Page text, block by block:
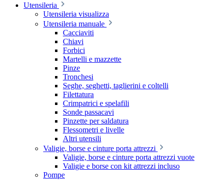
Utensileria
Utensileria visualizza
Utensileria manuale
Cacciaviti
Chiavi
Forbici
Martelli e mazzette
Pinze
Tronchesi
Seghe, seghetti, taglierini e coltelli
Filettatura
Crimpatrici e spelafili
Sonde passacavi
Pinzette per saldatura
Flessometri e livelle
Altri utensili
Valigie, borse e cinture porta attrezzi
Valigie, borse e cinture porta attrezzi vuote
Valigie e borse con kit attrezzi incluso
Pompe